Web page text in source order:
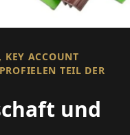
KEY ACCOUNT
TEIL DER
und